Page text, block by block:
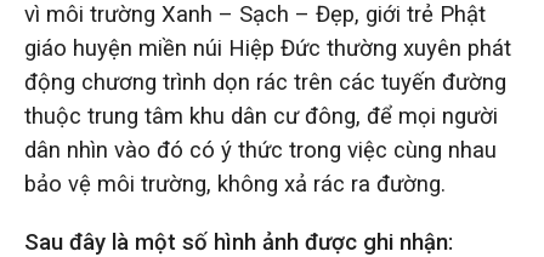
vì môi trường Xanh – Sạch – Đẹp, giới trẻ Phật
giáo huyện miền núi Hiệp Đức thường xuyên phát
động chương trình dọn rác trên các tuyến đường
thuộc trung tâm khu dân cư đông, để mọi người
dân nhìn vào đó có ý thức trong việc cùng nhau
bảo vệ môi trường, không xả rác ra đường.
Sau đây là một số hình ảnh được ghi nhận: